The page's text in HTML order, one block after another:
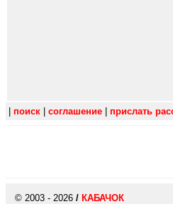
поиск соглашение прислать
© 2003 - 2026 / КАБАЧОК